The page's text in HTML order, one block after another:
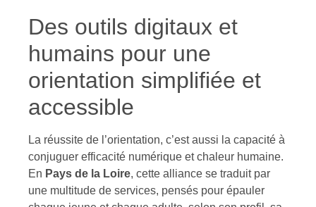
Des outils digitaux et
humains pour une
orientation simplifiée et
accessible
La réussite de l’orientation, c’est aussi la capacité à
conjuguer efficacité numérique et chaleur humaine.
En Pays de la Loire, cette alliance se traduit par
une multitude de services, pensés pour épauler